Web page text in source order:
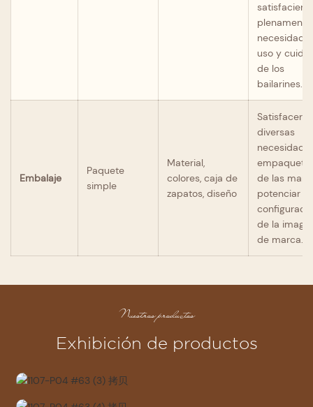
uso y
de los
bailarines.
Embalaje
Paquete
simple
Material,
colores, caja de
zapatos, diseño
Satisfacer
diversas
de las
potenciar la
de la
de marca.
Nuestros productos
Exhibición de productos